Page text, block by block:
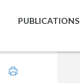
PUBLICATIONS